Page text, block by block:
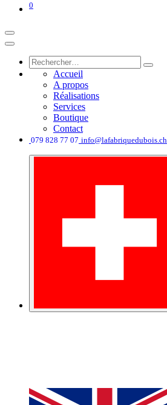
0
Accueil
A propos
Réalisations
Services
Boutique
Contact
079 828 77 07 info@lafabriquedubois.ch